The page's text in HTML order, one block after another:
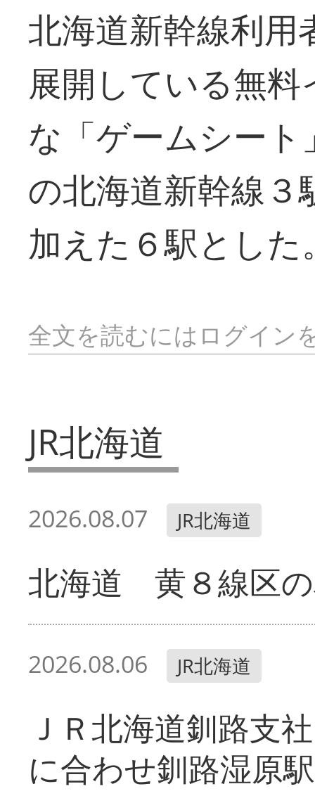
北海道新幹線利
展開している無
な「ゲームシー
の北海道新幹線
加えた６駅とし
全文を読むにはログイン
JR北海道
2026.08.07 JR北海道
北海道 黄８線区
2026.08.06 JR北海道
ＪＲ北海道釧路支
に合わせ釧路湿原